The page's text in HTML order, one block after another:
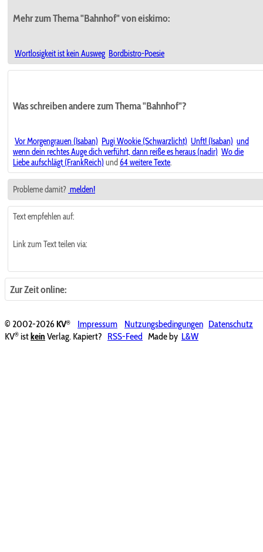
Mehr zum Thema "Bahnhof" von eiskimo:
Wortlosigkeit ist kein Ausweg Bordbistro-Poesie
Was schreiben andere zum Thema "Bahnhof"?
Vor Morgengrauen (Isaban) Pugi Wookie (Schwarzlicht) Unft! (Isaban) und
wenn dein rechtes Auge dich verführt, dann reiße es heraus (nadir) Wo die
Liebe aufschlägt (FrankReich) und 64 weitere Texte.
Probleme damit? melden!
Text empfehlen auf:
Link zum Text teilen via:
Zur Zeit online:
© 2002-2026KV® Impressum Nutzungsbedingungen Datenschutz
KV® ist kein Verlag. Kapiert? RSS-Feed Made by L&W